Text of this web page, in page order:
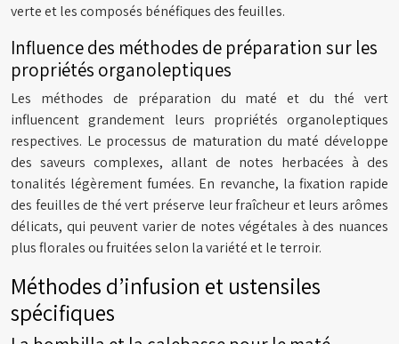
verte et les composés bénéfiques des feuilles.
Influence des méthodes de préparation sur les
propriétés organoleptiques
Les méthodes de préparation du maté et du thé vert
influencent grandement leurs propriétés organoleptiques
respectives. Le processus de maturation du maté développe
des saveurs complexes, allant de notes herbacées à des
tonalités légèrement fumées. En revanche, la fixation rapide
des feuilles de thé vert préserve leur fraîcheur et leurs arômes
délicats, qui peuvent varier de notes végétales à des nuances
plus florales ou fruitées selon la variété et le terroir.
Méthodes d’infusion et ustensiles
spécifiques